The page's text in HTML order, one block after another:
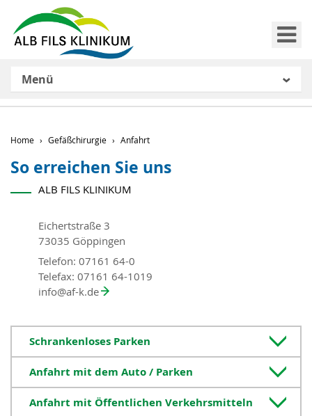
Menü
Home Gefäßchirurgie Anfahrt
So erreichen Sie uns
ALB FILS KLINIKUM
Eichertstraße 3
73035 Göppingen
Telefon: 07161 64-0
Telefax: 07161 64-1019
info@af-k.de
Schrankenloses Parken
Anfahrt mit dem Auto / Parken
Anfahrt mit Öffentlichen Verkehrsmitteln